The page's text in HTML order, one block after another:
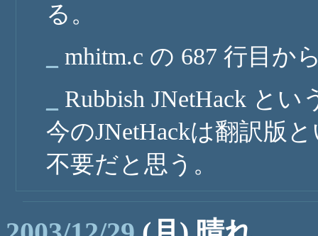
る。
mhitm.c の 687 行目か
Rubbish JNetHack と
今のJNetHackは翻訳版
不要だと思う。